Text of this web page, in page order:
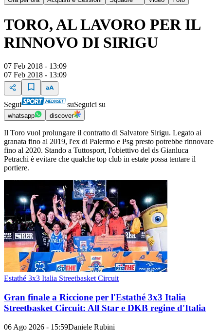
TORO, AL LAVORO PER IL
RINNOVO DI SIRIGU
07 Feb 2018 - 13:09
07 Feb 2018 - 13:09
Segui suSeguici su
whatsapp discover
Il Toro vuol prolungare il contratto di Salvatore Sirigu. Legato ai
granata fino al 2019, l'ex di Palermo e Psg presto potrebbe rinnovare
fino al 2020. Stando a Tuttosport, l'obiettivo del ds Gianluca
Petrachi è evitare che qualche top club in estate possa tentare il
portiere.
Estathé 3x3 Italia Streetbasket Circuit
Gran finale a Riccione per l'Estathé 3x3 Italia
Streetbasket Circuit: All Star e DKB regine d'Italia
06 Ago 2026 - 15:59Daniele Rubini